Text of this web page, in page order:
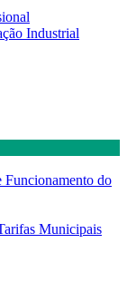
Industrial
Funcionamento do
Municipais